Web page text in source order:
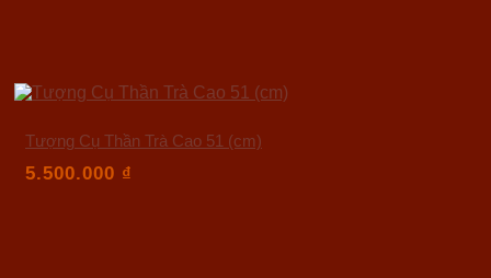
Tượng Cụ Thần Trà Cao 51 (cm)
5.500.000 ₫